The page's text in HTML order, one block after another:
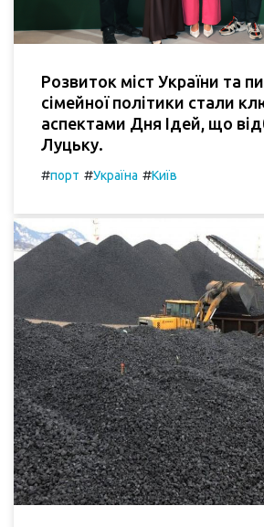
Розвиток міст України та
сімейної політики стали
аспектами Дня Ідей, що
Луцьку.
#порт #Україна #Київ